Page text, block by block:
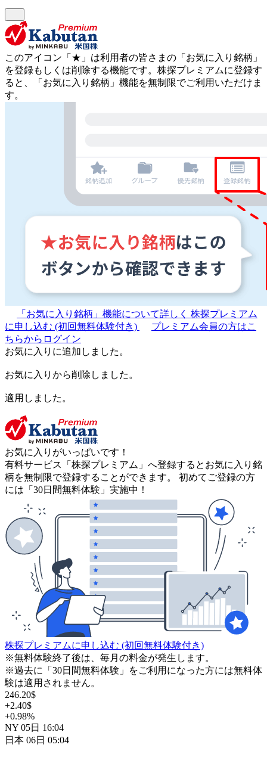
このアイコン 「★」 は利用者の皆さまの 「お気に入り銘柄」
を登録もしくは削除する機能です。 株探プレミアムに登録す
ると、「お気に入り銘柄」機能を無制限でご利用いただけま
す。
「お気に入り銘柄」機能について詳しく 株探プレミアム
に申し込む (初回無料体験付き)
プレミアム会員の方はこ
ちらからログイン
お気に入りに追加しました。
お気に入りから削除しました。
適用しました。
お気に入りがいっぱいです！
有料サービス「株探プレミアム」へ登録するとお気に入り銘
柄を無制限で登録することができます。 初めてご登録の方
には「30日間無料体験」実施中！
株探プレミアムに申し込む (初回無料体験付き)
※無料体験終了後は、毎月の料金が発生します。
※過去に「30日間無料体験」をご利用になった方には無料体
験は適用されません。
246.20$
+2.40$
+0.98%
NY 05日 16:04
日本 06日 05:04